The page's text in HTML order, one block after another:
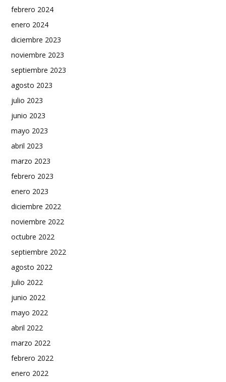
febrero 2024
enero 2024
diciembre 2023
noviembre 2023
septiembre 2023
agosto 2023
julio 2023
junio 2023
mayo 2023
abril 2023
marzo 2023
febrero 2023
enero 2023
diciembre 2022
noviembre 2022
octubre 2022
septiembre 2022
agosto 2022
julio 2022
junio 2022
mayo 2022
abril 2022
marzo 2022
febrero 2022
enero 2022